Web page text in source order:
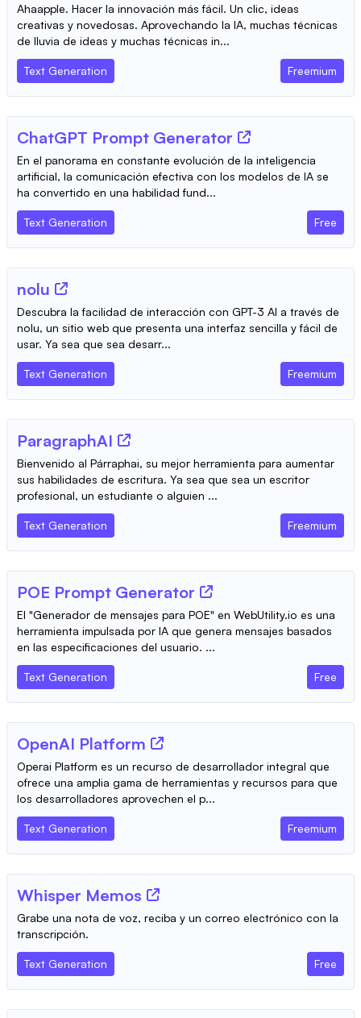
Ahaapple. Hacer la innovación más fácil. Un clic, ideas
creativas y novedosas. Aprovechando la IA, muchas técnicas
de lluvia de ideas y muchas técnicas in...
Text Generation Freemium
ChatGPT Prompt Generator
En el panorama en constante evolución de la inteligencia
artificial, la comunicación efectiva con los modelos de IA se
ha convertido en una habilidad fund...
Text Generation Free
nolu
Descubra la facilidad de interacción con GPT-3 AI a través de
nolu, un sitio web que presenta una interfaz sencilla y fácil de
usar. Ya sea que sea desarr...
Text Generation Freemium
ParagraphAI
Bienvenido al Párraphai, su mejor herramienta para aumentar
sus habilidades de escritura. Ya sea que sea un escritor
profesional, un estudiante o alguien ...
Text Generation Freemium
POE Prompt Generator
El "Generador de mensajes para POE" en WebUtility.io es una
herramienta impulsada por IA que genera mensajes basados
en las especificaciones del usuario. ...
Text Generation Free
OpenAI Platform
Operai Platform es un recurso de desarrollador integral que
ofrece una amplia gama de herramientas y recursos para que
los desarrolladores aprovechen el p...
Text Generation Freemium
Whisper Memos
Grabe una nota de voz, reciba y un correo electrónico con la
transcripción.
Text Generation Free